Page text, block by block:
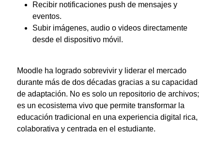
Recibir notificaciones push de mensajes y
eventos.
Subir imágenes, audio o videos directamente
desde el dispositivo móvil.
Moodle ha logrado sobrevivir y liderar el mercado
durante más de dos décadas gracias a su capacidad
de adaptación. No es solo un repositorio de archivos;
es un ecosistema vivo que permite transformar la
educación tradicional en una experiencia digital rica,
colaborativa y centrada en el estudiante.